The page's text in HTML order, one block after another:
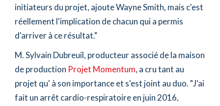
initiateurs du projet, ajoute Wayne Smith, mais c'est
réellement l'implication de chacun qui a permis
d'arriver à ce résultat."
M. Sylvain Dubreuil, producteur associé de la maison
de production Projet Momentum, a cru tant au
projet qu' à son importance et s'est joint au duo. "J'ai
fait un arrêt cardio-respiratoire en juin 2016,